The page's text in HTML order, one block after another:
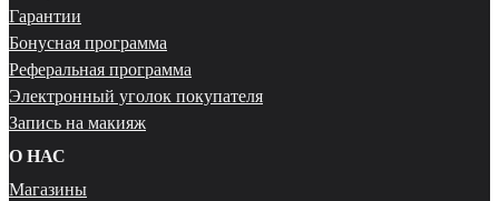
Гарантии
Бонусная программа
Реферальная программа
Электронный уголок покупателя
Запись на макияж
О НАС
Магазины